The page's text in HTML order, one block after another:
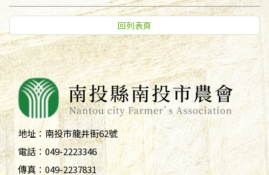
回列表頁
地址：南投市龍井街62號
電話：049-2223346
傳真：049-2237831